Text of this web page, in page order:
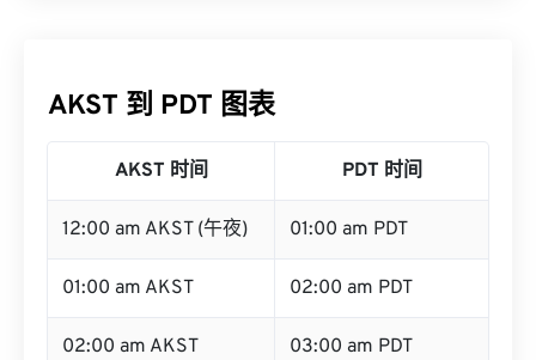
AKST 到 PDT 图表
AKST 时间 PDT 时间
12:00 am AKST (午夜) 01:00 am PDT
01:00 am AKST 02:00 am PDT
02:00 am AKST 03:00 am PDT